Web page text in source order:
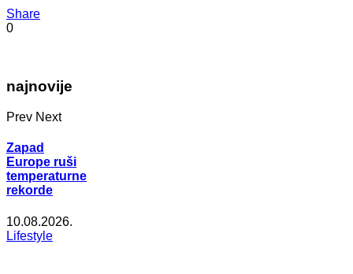
Share
0
najnovije
Prev Next
Zapad
Europe ruši
temperaturne
rekorde
10.08.2026.
Lifestyle